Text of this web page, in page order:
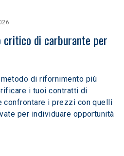
critico di carburante per
di rifornimento più
i tuoi contratti di
confrontare i prezzi con quelli
per individuare opportunità